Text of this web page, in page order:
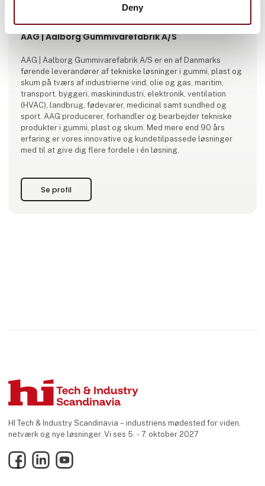
Deny
Produktet er tilføjet af:
AAG | Aalborg Gummivarefabrik A/S
AAG | Aalborg Gummivarefabrik A/S er en af Danmarks
førende leverandører af tekniske løsninger i gummi, plast og
skum på tværs af industrierne vind, olie og gas, maritim,
transport, byggeri, maskinindustri, elektronik, ventilation
(HVAC), landbrug, fødevarer, medicinal samt sundhed og
sport. AAG producerer, forhandler og bearbejder tekniske
produkter i gummi, plast og skum. Med mere end 90 års
erfaring er vores innovative og kundetilpassede løsninger
med til at give dig flere fordele i én løsning.
Se profil
HI Tech & Industry Scandinavia – industriens mødested for viden,
netværk og nye løsninger. Vi ses 5. - 7. oktober 2027
FacebookLinkedInYouTube